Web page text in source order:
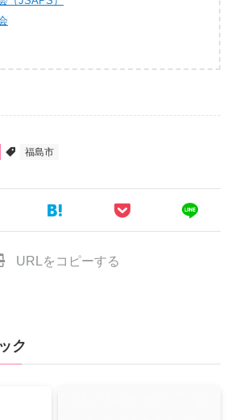
福島市
URLをコピーする
ク